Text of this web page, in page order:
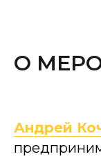
О
Андрей